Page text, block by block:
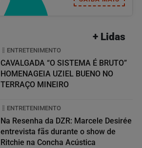
+ Lidas
ENTRETENIMENTO
CAVALGADA “O SISTEMA É BRUTO”
HOMENAGEIA UZIEL BUENO NO
TERRAÇO MINEIRO
ENTRETENIMENTO
Na Resenha da DZR: Marcele Desirée
entrevista fãs durante o show de
Ritchie na Concha Acústica